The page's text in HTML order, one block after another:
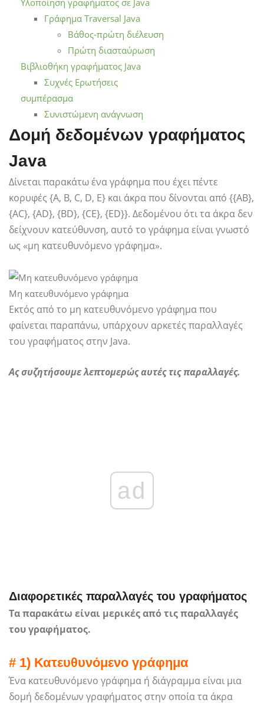
Υλοποίηση γραφήματος σε Java
Γράφημα Traversal Java
Βάθος-πρώτη διέλευση
Πρώτη διασταύρωση
Βιβλιοθήκη γραφήματος Java
Συχνές Ερωτήσεις
συμπέρασμα
Συνιστώμενη ανάγνωση
Δομή δεδομένων γραφήματος
Java
Δίνεται παρακάτω ένα γράφημα που έχει πέντε
κορυφές {A, B, C, D, E} και άκρα που δίνονται από {{AB},
{AC}, {AD}, {BD}, {CE}, {ED}}. Δεδομένου ότι τα άκρα δεν
δείχνουν κατεύθυνση, αυτό το γράφημα είναι γνωστό
ως «μη κατευθυνόμενο γράφημα».
Μη κατευθυνόμενο γράφημα
Εκτός από το μη κατευθυνόμενο γράφημα που
φαίνεται παραπάνω, υπάρχουν αρκετές παραλλαγές
του γραφήματος στην Java.
Ας συζητήσουμε λεπτομερώς αυτές τις παραλλαγές.
ad
Διαφορετικές παραλλαγές του γραφήματος
Τα παρακάτω είναι μερικές από τις παραλλαγές
του γραφήματος.
# 1) Κατευθυνόμενο γράφημα
Ένα κατευθυνόμενο γράφημα ή διάγραμμα είναι μια
δομή δεδομένων γραφήματος στην οποία τα άκρα